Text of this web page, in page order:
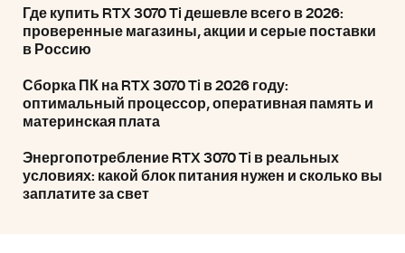
Где купить RTX 3070 Ti дешевле всего в 2026:
проверенные магазины, акции и серые поставки
в Россию
Сборка ПК на RTX 3070 Ti в 2026 году:
оптимальный процессор, оперативная память и
материнская плата
Энергопотребление RTX 3070 Ti в реальных
условиях: какой блок питания нужен и сколько вы
заплатите за свет